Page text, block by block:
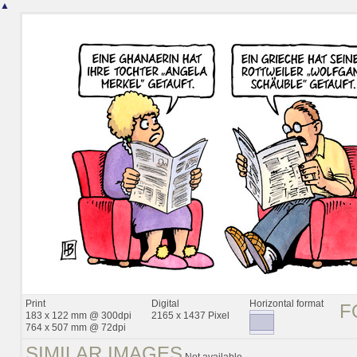
▲
Print
183 x 122 mm @ 300dpi
764 x 507 mm @ 72dpi
Digital
2165 x 1437 Pixel
Horizontal format